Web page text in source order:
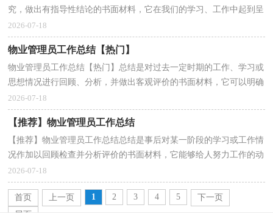
究，做出有指导性结论的书面材料，它在我们的学习、工作中起到呈
上启下的作用，让我们来为自己写一份总结吧。如何...
2026-07-18
物业管理员工作总结【热门】
物业管理员工作总结【热门】总结是对过去一定时期的工作、学习或
思想情况进行回顾、分析，并做出客观评价的书面材料，它可以明确
下一步的工作方向，少走弯路，少犯错误，提高工作效益...
2026-07-18
【推荐】物业管理员工作总结
【推荐】物业管理员工作总结总结是事后对某一阶段的学习或工作情
况作加以回顾检查并分析评价的书面材料，它能够给人努力工作的动
力，让我们一起来学习写总结吧。但是却发现不知...
2026-07-18
首页 上一页 1 2 3 4 5
下一页